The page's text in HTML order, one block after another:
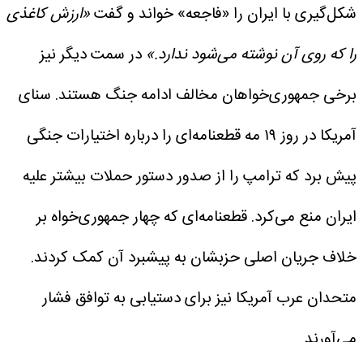
شکل‌گیری با ایران را «فاجعه» خواند و گفت«ارزش کاغذی
را که روی آن نوشته می‌شود ندارد.» در سمت دیگر نیز
برخی جمهوری‌خواهان مخالف ادامه جنگ هستند. سنای
آمریکا در روز ۱۹ مه قطعنامه‌ای را درباره اختیارات جنگی
پیش برد که ترامپ را از صدور دستور حملات بیشتر علیه
ایران منع می‌کرد. قطعنامه‌ای که چهار جمهوری‌خواه بر
خلاف جریان اصلی حزبشان به پیشبرد آن کمک کردند.
متحدان عرب آمریکا نیز برای دستیابی به توافق فشار